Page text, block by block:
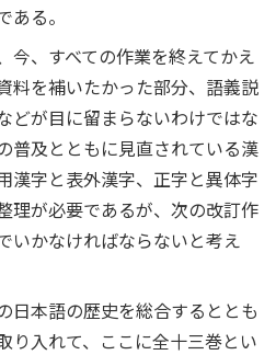
る。
今、すべての作業を終えてかえ
料を補いたかった部分、語義説
どが目に留まらないわけではな
普及とともに見直されている漢
漢字と表外漢字、正字と異体字
理が必要であるが、次の改訂作
いかなければならないと考え
日本語の歴史を総合するととも
り入れて、ここに全十三巻とい